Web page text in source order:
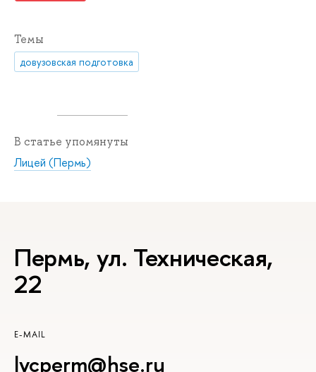
Темы
довузовская подготовка
В статье упомянуты
Лицей (Пермь)
Пермь, ул. Техническая,
22
E-MAIL
lycperm@hse.ru